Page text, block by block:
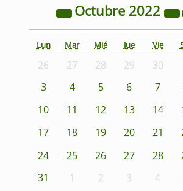
Octubre 2022
Lun Mar Mié Jue Vie
26 27 28 29 30
3
4 5 6 7
10
11 12 13 14
17
18 19 20 21
24
25 26 27 28
31
1 2 3 4